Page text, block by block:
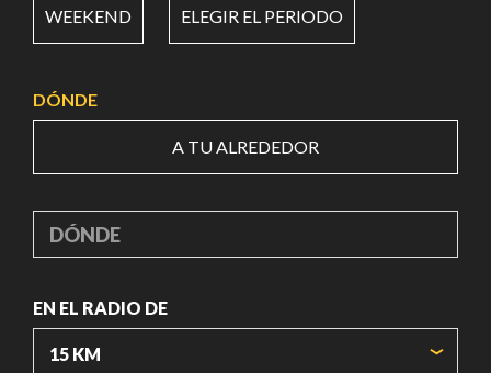
WEEKEND ELEGIR EL PERIODO
DÓNDE
A TU ALREDEDOR
DÓNDE
EN EL RADIO DE